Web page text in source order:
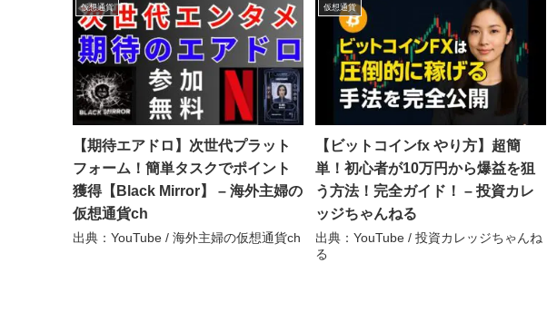
仮想通貨
【期待エアドロ】次世代プラット
フォーム！簡単タスクでポイント
獲得【Black Mirror】 – 海外主婦の
仮想通貨ch
出典：YouTube / 海外主婦の仮想通貨ch
仮想通貨
【ビットコインfx やり方】超簡
単！初心者が10万円から爆益を狙
う方法！完全ガイド！ – 投資カレ
ッジちゃんねる
出典：YouTube / 投資カレッジちゃんね
る